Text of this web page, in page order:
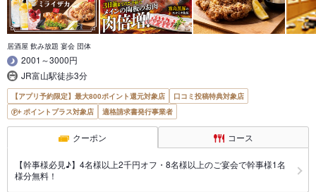
居酒屋 飲み放題 宴会 団体
2001～3000円
JR富山駅徒歩3分
【アプリ予約限定】最大800ポイント還元対象店
口コミ投稿特典対象店
ポイントプラス対象店
適格請求書発行事業者
クーポン コース
【幹事様必見♪】4名様以上2千円オフ・8名様以上のご宴会で幹事様1名
様分無料！